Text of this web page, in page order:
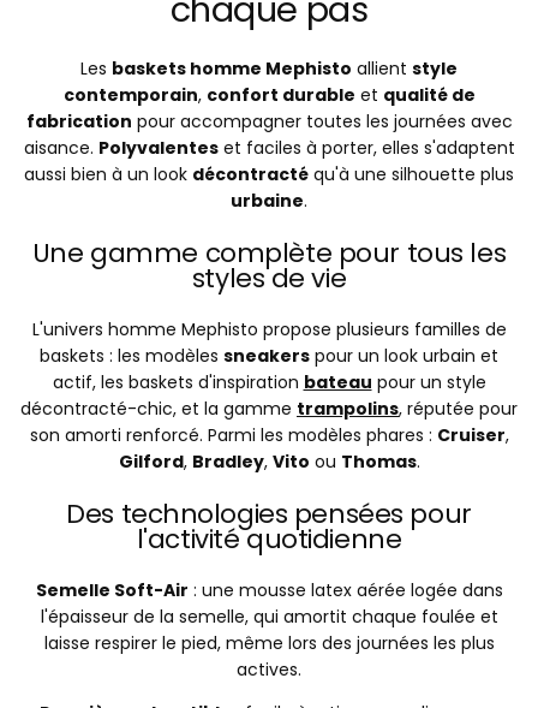
chaque pas
Les baskets homme Mephisto allient style
contemporain, confort durable et qualité de
fabrication pour accompagner toutes les journées avec
aisance. Polyvalenteset faciles à porter, elles s'adaptent
aussi bien à un look décontracté qu'à une silhouette plus
urbaine.
Une gamme complète pour tous les
styles de vie
L'univers homme Mephisto propose plusieurs familles de
baskets : les modèles sneakers pour un look urbain et
actif, les baskets d'inspiration bateau pour un style
décontracté-chic, et la gamme trampolins, réputée pour
son amorti renforcé. Parmi les modèles phares : Cruiser,
Gilford, Bradley, Vito ou Thomas.
Des technologies pensées pour
l'activité quotidienne
Semelle Soft-Air : une mousse latex aérée logée dans
l'épaisseur de la semelle, qui amortit chaque foulée et
laisse respirer le pied, même lors des journées les plus
actives.